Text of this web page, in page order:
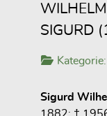
SIGURD
Kategorie:
Sigurd
1882; †